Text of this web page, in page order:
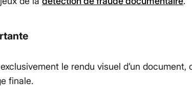
le rendu visuel d’un document,
finale.